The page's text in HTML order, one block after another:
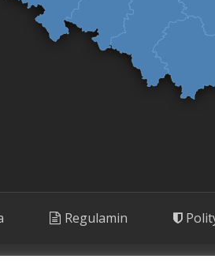
Regulamin
rośliny o potencjale